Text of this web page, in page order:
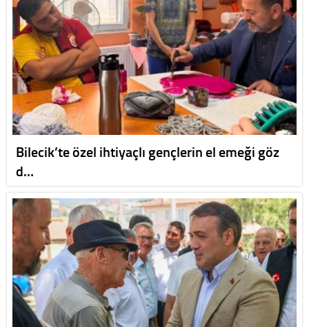
Bilecik’te özel ihtiyaçlı gençlerin el emeği göz
d…